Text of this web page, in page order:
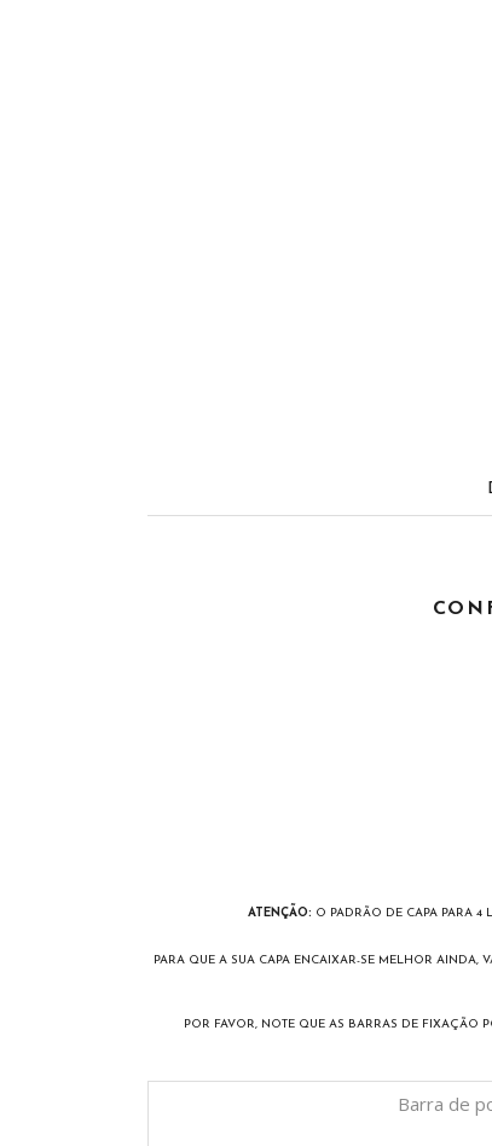
ATENÇÃO: O PADRÃO DE CAPA PARA 4
PARA QUE A SUA CAPA ENCAIXAR-SE MELHOR AINDA,
POR FAVOR, NOTE QUE AS BARRAS DE FIXAÇÃO
Barra de